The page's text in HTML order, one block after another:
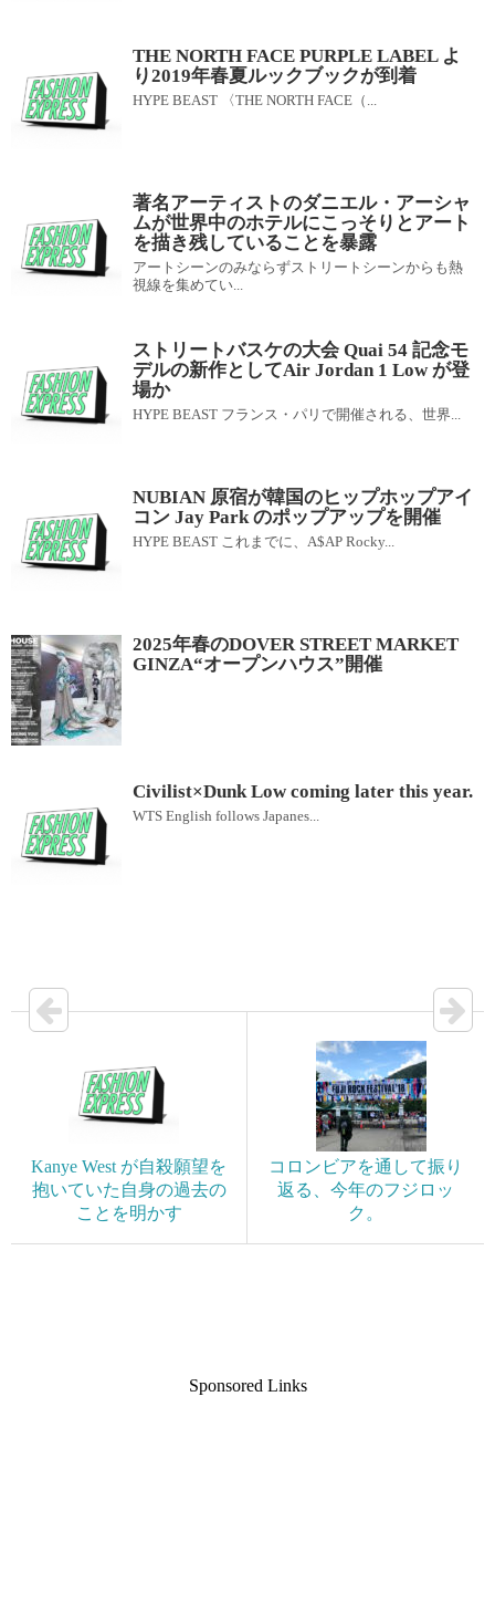
THE NORTH FACE PURPLE LABEL よ
り2019年春夏ルックブックが到着
HYPE BEAST 〈THE NORTH FACE（...
著名アーティストのダニエル・アーシャ
ムが世界中のホテルにこっそりとアート
を描き残していることを暴露
アートシーンのみならずストリートシーンからも熱
視線を集めてい...
ストリートバスケの大会 Quai 54 記念モ
デルの新作としてAir Jordan 1 Low が登
場か
HYPE BEAST フランス・パリで開催される、世界...
NUBIAN 原宿が韓国のヒップホップアイ
コン Jay Park のポップアップを開催
HYPE BEAST これまでに、A$AP Rocky...
2025年春のDOVER STREET MARKET
GINZA“オープンハウス”開催
Civilist×Dunk Low coming later this year.
WTS English follows Japanes...
Kanye West が自殺願望を
抱いていた自身の過去の
ことを明かす
コロンビアを通して振り
返る、今年のフジロッ
ク。
Sponsored Links